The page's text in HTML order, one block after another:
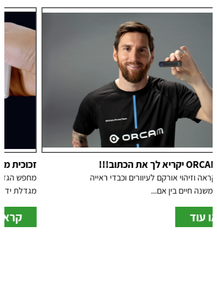
זכוכית מגדלת ידני כרטיס easyPOCKET
מחפש הגדלה עם תאורה קל ונוח לנשיאה? זכוכית
מגדלת ידני כרטיס...